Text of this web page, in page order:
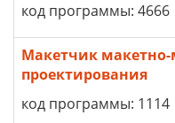
код программы: 4666
Макетчик
проектирования
код программы: 1114